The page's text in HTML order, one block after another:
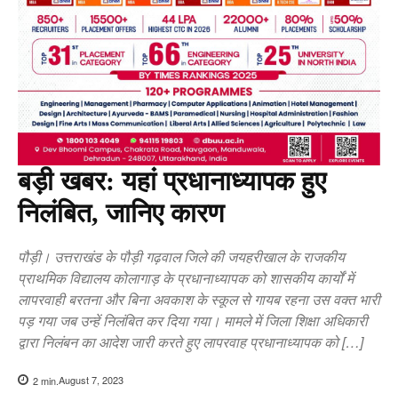
बड़ी खबर: यहां प्रधानाध्यापक हुए
निलंबित, जानिए कारण
पौड़ी। उत्तराखंड के पौड़ी गढ़वाल जिले की जयहरीखाल के राजकीय
प्राथमिक विद्यालय कोलागाड़ के प्रधानाध्यापक को शासकीय कार्यों में
लापरवाही बरतना और बिना अवकाश के स्कूल से गायब रहना उस वक्त भारी
पड़ गया जब उन्हें निलंबित कर दिया गया। मामले में जिला शिक्षा अधिकारी
द्वारा निलंबन का आदेश जारी करते हुए लापरवाह प्रधानाध्यापक को […]
2min.August 7, 2023